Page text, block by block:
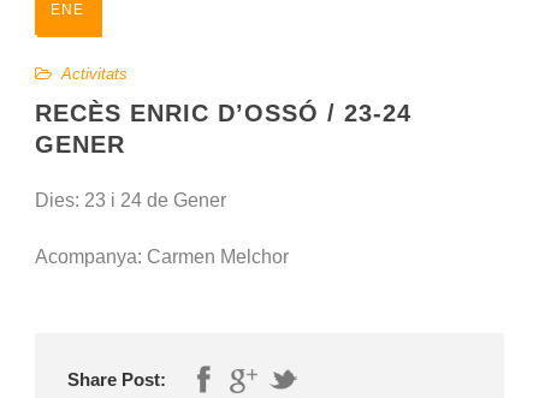
ENE
Activitats
RECÈS ENRIC D’OSSÓ / 23-24
GENER
Dies: 23 i 24 de Gener
Acompanya: Carmen Melchor
Share Post: